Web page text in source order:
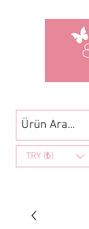
TRY (₺)